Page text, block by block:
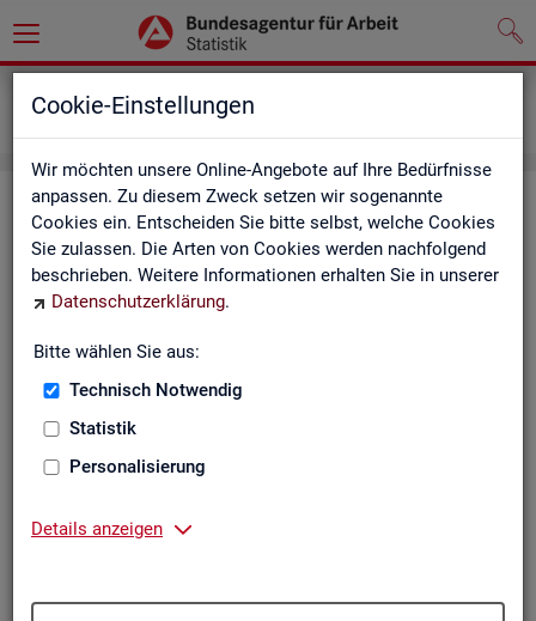
Cookie-Einstellungen
Wir möchten unsere Online-Angebote auf Ihre Bedürfnisse
anpassen. Zu diesem Zweck setzen wir sogenannte
Cookies ein. Entscheiden Sie bitte selbst, welche Cookies
Sie zulassen. Die Arten von Cookies werden nachfolgend
beschrieben. Weitere Informationen erhalten Sie in unserer
Datenschutzerklärung.
Bitte wählen Sie aus:
Technisch Notwendig
Statistik
Personalisierung
Details anzeigen
Kenn­zah­len­steck­brie­fe
Die Steck­brie­fe in­for­mie­ren über De­fi­ni­ti­on, Aus­sa­ge­kraft, Be­
rech­nung und Da­ten­quel­len der Kenn­zah­len, die in der Sta­tis­
tik der Bun­des­agen­tur für Ar­beit vor­kom­men.
Ab­gangs­ra­te
Ab­gangs­ra­te Ar­beits­lo­se
Ab­gangs­ra­te er­werbs­fä­hi­ge Leis­
tungs­be­rech­tig­te
Leis­tungs­be­rech­tig­te